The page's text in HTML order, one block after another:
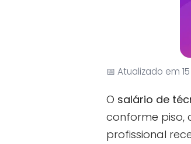
📅 Atualizado em
O salário de
conforme piso,
profissional